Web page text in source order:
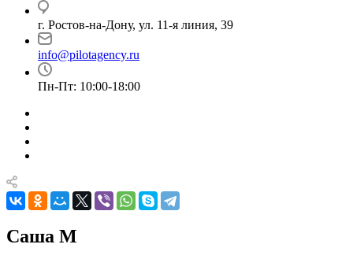
г. Ростов-на-Дону, ул. 11-я линия, 39
info@pilotagency.ru
Пн-Пт: 10:00-18:00
Саша М